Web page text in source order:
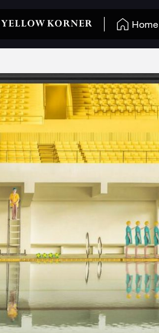
Home